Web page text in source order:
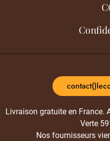
Livraison gratuite en France.
Verte
Nos fournisseurs